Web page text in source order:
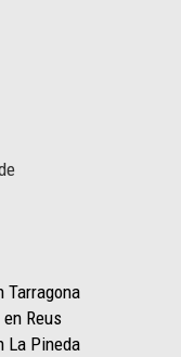
Reus
La Pineda